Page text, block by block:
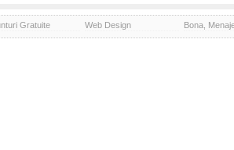
Gratuite Web Design Bona,